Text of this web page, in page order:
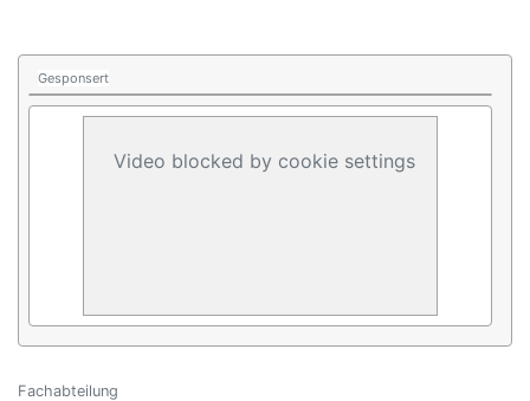
Gesponsert
Video blocked by cookie settings
Fachabteilung